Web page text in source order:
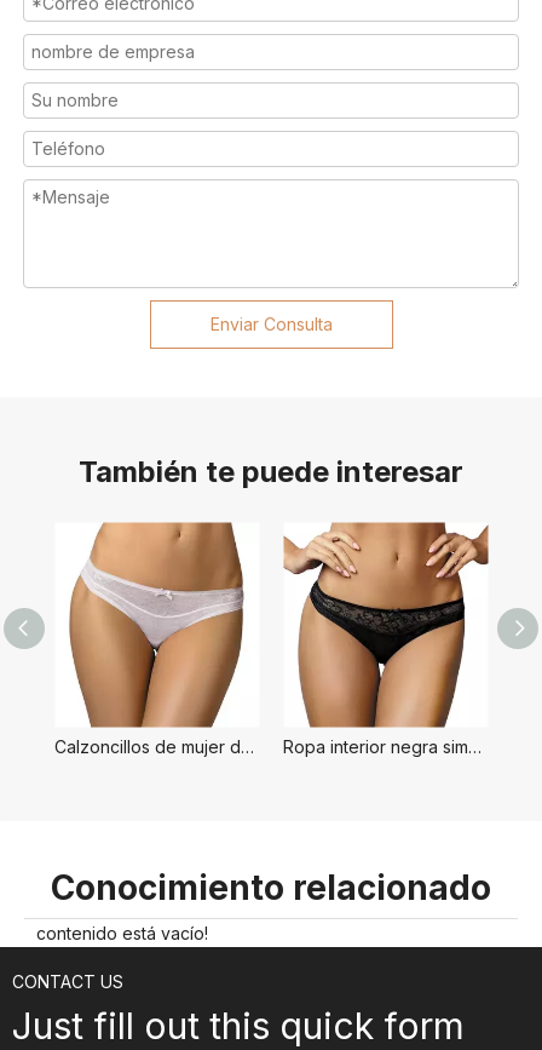
Enviar Consulta
También te puede interesar
Calzoncillos de mujer de estilo simple blanco Ropa interior negra simple para mujer
Conocimiento relacionado
contenido está vacío!
CONTACT US
Just fill out this quick form